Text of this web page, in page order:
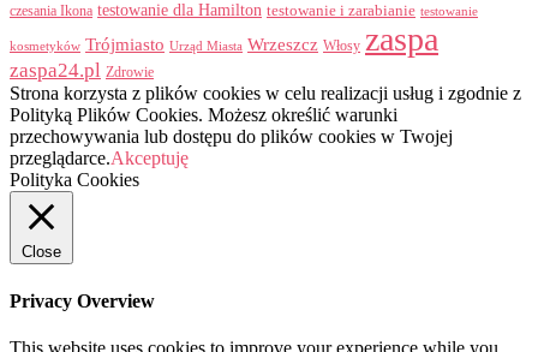
czesania Ikona testowanie dla Hamilton testowanie i zarabianie testowanie
kosmetyków Trójmiasto Urząd Miasta Wrzeszcz Włosy zaspa
zaspa24.pl Zdrowie
Strona korzysta z plików cookies w celu realizacji usług i zgodnie z
Polityką Plików Cookies. Możesz określić warunki
przechowywania lub dostępu do plików cookies w Twojej
przeglądarce.Akceptuję
Polityka Cookies
Close
Privacy Overview
This website uses cookies to improve your experience while you